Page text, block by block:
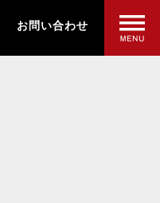
お問い合わせ